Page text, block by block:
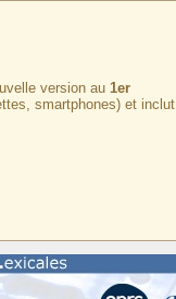
version au 1er
smartphones) et inclut